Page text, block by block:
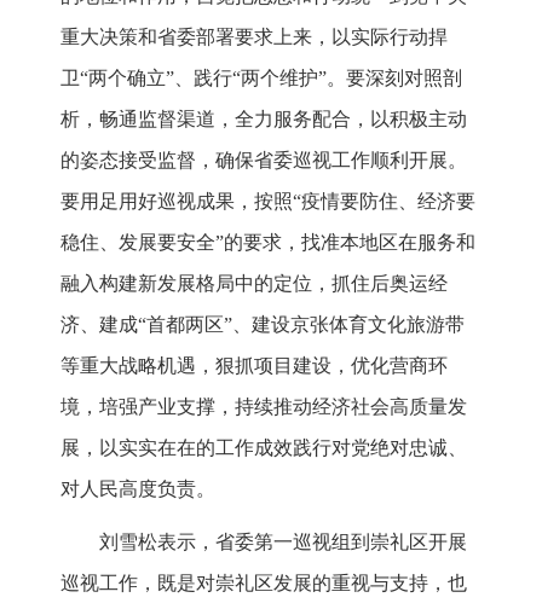
重大决策和省委部署要求上来，以实际行动捍
卫“两个确立”、践行“两个维护”。要深刻对照剖
析，畅通监督渠道，全力服务配合，以积极主动
的姿态接受监督，确保省委巡视工作顺利开展。
要用足用好巡视成果，按照“疫情要防住、经济要
稳住、发展要安全”的要求，找准本地区在服务和
融入构建新发展格局中的定位，抓住后奥运经
济、建成“首都两区”、建设京张体育文化旅游带
等重大战略机遇，狠抓项目建设，优化营商环
境，培强产业支撑，持续推动经济社会高质量发
展，以实实在在的工作成效践行对党绝对忠诚、
对人民高度负责。
刘雪松表示，省委第一巡视组到崇礼区开展
巡视工作，既是对崇礼区发展的重视与支持，也